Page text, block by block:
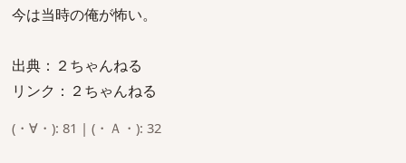
今は当時の俺が怖い。
出典：２ちゃんねる
リンク：２ちゃんねる
(・∀・): 81 | (・Ａ・): 32